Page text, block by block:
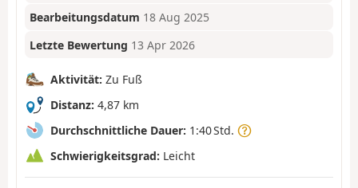
Bearbeitungsdatum 18 Aug 2025
Letzte Bewertung 13 Apr 2026
Aktivität: Zu Fuß
Distanz: 4,87 km
Durchschnittliche Dauer: 1:40 Std.
Schwierigkeitsgrad: Leicht